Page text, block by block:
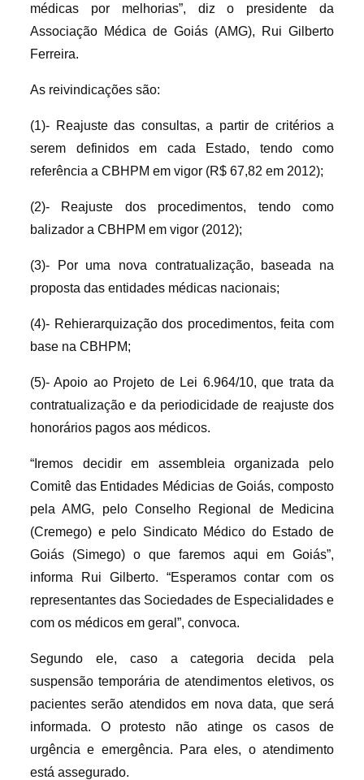
médicas por melhorias”, diz o presidente da
Associação Médica de Goiás (AMG), Rui Gilberto
Ferreira.
As reivindicações são:
(1)- Reajuste das consultas, a partir de critérios a
serem definidos em cada Estado, tendo como
referência a CBHPM em vigor (R$ 67,82 em 2012);
(2)- Reajuste dos procedimentos, tendo como
balizador a CBHPM em vigor (2012);
(3)- Por uma nova contratualização, baseada na
proposta das entidades médicas nacionais;
(4)- Rehierarquização dos procedimentos, feita com
base na CBHPM;
(5)- Apoio ao Projeto de Lei 6.964/10, que trata da
contratualização e da periodicidade de reajuste dos
honorários pagos aos médicos.
“Iremos decidir em assembleia organizada pelo
Comitê das Entidades Médicias de Goiás, composto
pela AMG, pelo Conselho Regional de Medicina
(Cremego) e pelo Sindicato Médico do Estado de
Goiás (Simego) o que faremos aqui em Goiás”,
informa Rui Gilberto. “Esperamos contar com os
representantes das Sociedades de Especialidades e
com os médicos em geral”, convoca.
Segundo ele, caso a categoria decida pela
suspensão temporária de atendimentos eletivos, os
pacientes serão atendidos em nova data, que será
informada. O protesto não atinge os casos de
urgência e emergência. Para eles, o atendimento
está assegurado.